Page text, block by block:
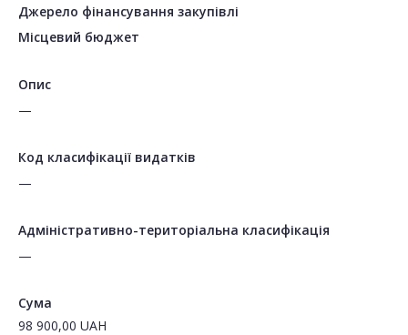
Джерело фінансування закупівлі
Місцевий бюджет
Опис
—
Код класифікації видатків
—
Адміністративно-територіальна класифікація
—
Сума
98 900,00 UAH